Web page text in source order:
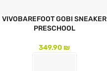
VIVOBAREFOOT GOBI SNEAKER
PRESCHOOL
349.90₪